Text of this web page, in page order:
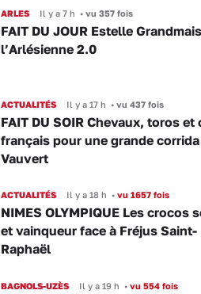
ARLES Il y a 7 h •vu 357 fois
FAIT DU JOUR Estelle
l’Arlésienne 2.0
ACTUALITÉS Il y a 17 h •vu 437 fois
FAIT DU SOIR Chevaux, toros et
français pour une grande corrida
Vauvert
ACTUALITÉS Il y a 18 h •vu 1657 fois
NIMES OLYMPIQUE Les crocos
et vainqueur face à Fréjus Saint-
Raphaël
BAGNOLS-UZÈS Il y a 19 h •vu 554 fois